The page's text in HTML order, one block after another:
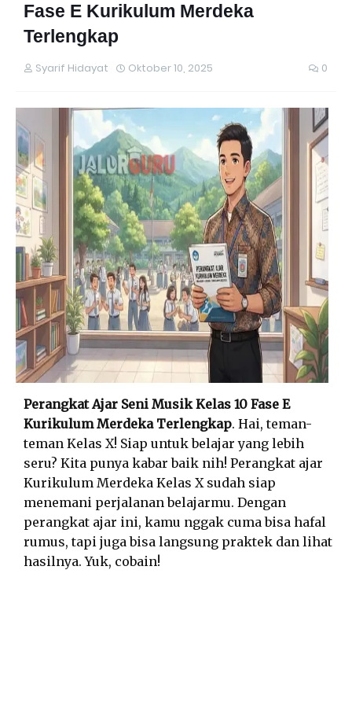
Fase E Kurikulum Merdeka
Terlengkap
Syarif Hidayat Oktober 10, 2025 0
Perangkat Ajar Seni Musik Kelas 10 Fase E
Kurikulum Merdeka Terlengkap. Hai, teman-
teman Kelas X! Siap untuk belajar yang lebih
seru? Kita punya kabar baik nih! Perangkat ajar
Kurikulum Merdeka Kelas X sudah siap
menemani perjalanan belajarmu. Dengan
perangkat ajar ini, kamu nggak cuma bisa hafal
rumus, tapi juga bisa langsung praktek dan lihat
hasilnya. Yuk, cobain!